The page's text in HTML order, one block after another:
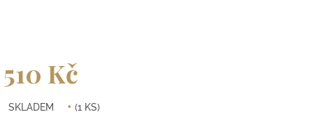
510 Kč
cena:
SKLADEM (1 KS)